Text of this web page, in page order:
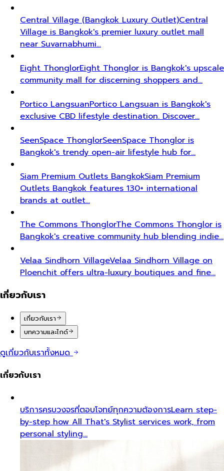
Central Village (Bangkok Luxury Outlet)Central
Village is Bangkok's premier luxury outlet mall
near Suvarnabhumi…
Eight ThonglorEight Thonglor is Bangkok's upscale
community mall for discerning shoppers and…
Portico LangsuanPortico Langsuan is Bangkok's
exclusive CBD lifestyle destination. Discover…
SeenSpace ThonglorSeenSpace Thonglor is
Bangkok's trendy open-air lifestyle hub for…
Siam Premium Outlets BangkokSiam Premium
Outlets Bangkok features 130+ international
brands at outlet…
The Commons ThonglorThe Commons Thonglor is
Bangkok's creative community hub blending indie…
Velaa Sindhorn VillageVelaa Sindhorn Village on
Ploenchit offers ultra-luxury boutiques and fine…
เกี่ยวกับเรา
เกี่ยวกับเรา
บทความและไกด์
ดูเกี่ยวกับเราทั้งหมด
เกี่ยวกับเรา
บริการครบวงจรที่ตอบโจทย์ทุกความต้องการLearn step-
by-step how All That's Stylist services work, from
personal styling…